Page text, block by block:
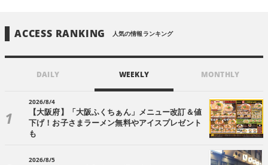
ACCESS RANKING 人気の情報ランキング
DAILY WEEKLY MONTHLY
2026/8/4
【大阪府】「大阪ふくちぁん」メニュー改訂＆値
下げ！お子さまラーメン無料やアイスプレゼント
も
2026/8/5